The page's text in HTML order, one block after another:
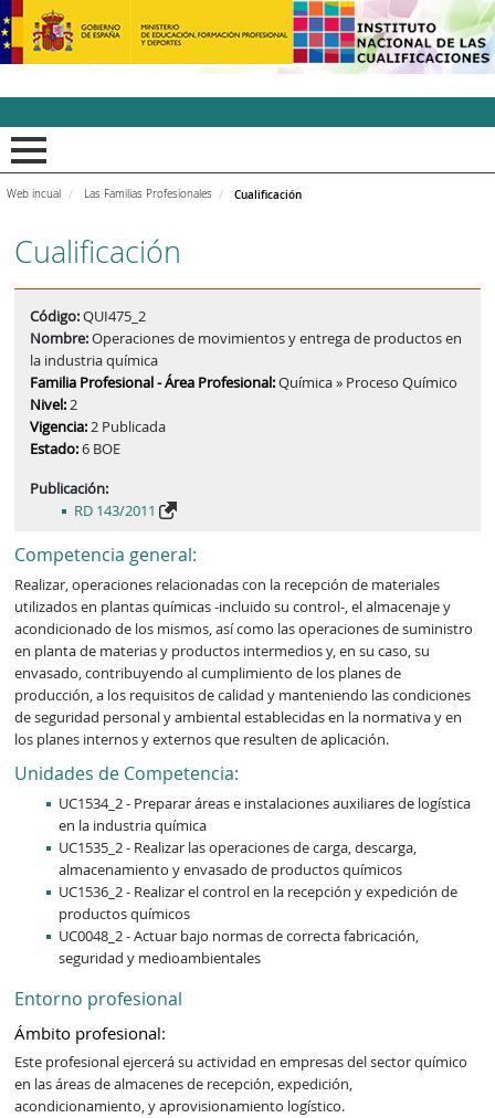
INCUAl - Instituto
Web incual Las Familias Profesionales Cualificación
Cualificación
Código:QUI475_2
Nombre:Operaciones de movimientos y entrega de productos en
la industria química
Familia Profesional - Área Profesional:Química » Proceso Químico
Nivel:2
Vigencia:2 Publicada
Estado:6 BOE
Publicación:
RD 143/2011
Competencia general:
Realizar, operaciones relacionadas con la recepción de materiales
utilizados en plantas químicas -incluido su control-, el almacenaje y
acondicionado de los mismos, así como las operaciones de suministro
en planta de materias y productos intermedios y, en su caso, su
envasado, contribuyendo al cumplimiento de los planes de
producción, a los requisitos de calidad y manteniendo las condiciones
de seguridad personal y ambiental establecidas en la normativa y en
los planes internos y externos que resulten de aplicación.
Unidades de Competencia:
UC1534_2 - Preparar áreas e instalaciones auxiliares de logística
en la industria química
UC1535_2 - Realizar las operaciones de carga, descarga,
almacenamiento y envasado de productos químicos
UC1536_2 - Realizar el control en la recepción y expedición de
productos químicos
UC0048_2 - Actuar bajo normas de correcta fabricación,
seguridad y medioambientales
Entorno profesional
Ámbito profesional:
Este profesional ejercerá su actividad en empresas del sector químico
en las áreas de almacenes de recepción, expedición,
acondicionamiento, y aprovisionamiento logístico.